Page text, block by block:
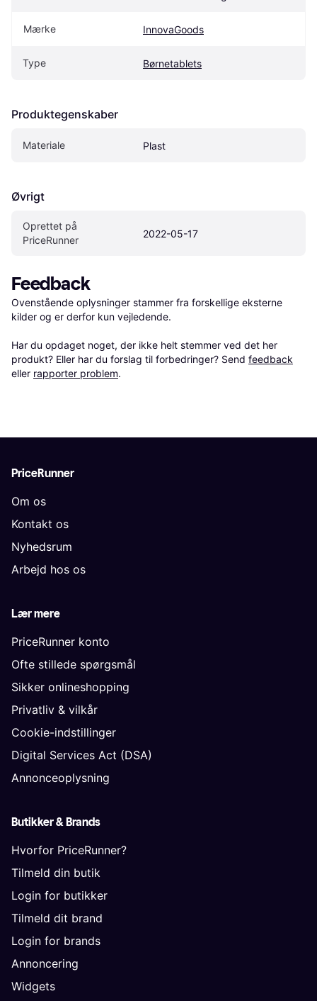
Mærke InnovaGoods
Type Børnetablets
Produktegenskaber
Materiale Plast
Øvrigt
Oprettet på
PriceRunner
2022-05-17
Feedback
Ovenstående oplysninger stammer fra forskellige eksterne
kilder og er derfor kun vejledende.
Har du opdaget noget, der ikke helt stemmer ved det her
produkt? Eller har du forslag til forbedringer? Send feedback
eller rapporter problem.
PriceRunner
Om os
Kontakt os
Nyhedsrum
Arbejd hos os
Lær mere
PriceRunner konto
Ofte stillede spørgsmål
Sikker onlineshopping
Privatliv & vilkår
Cookie-indstillinger
Digital Services Act (DSA)
Annonceoplysning
Butikker & Brands
Hvorfor PriceRunner?
Tilmeld din butik
Login for butikker
Tilmeld dit brand
Login for brands
Annoncering
Widgets